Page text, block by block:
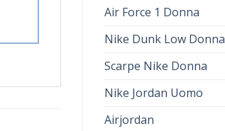
Air Force 1 Donna
Nike Dunk Low Donna
Scarpe Nike Donna
Nike Jordan Uomo
Airjordan